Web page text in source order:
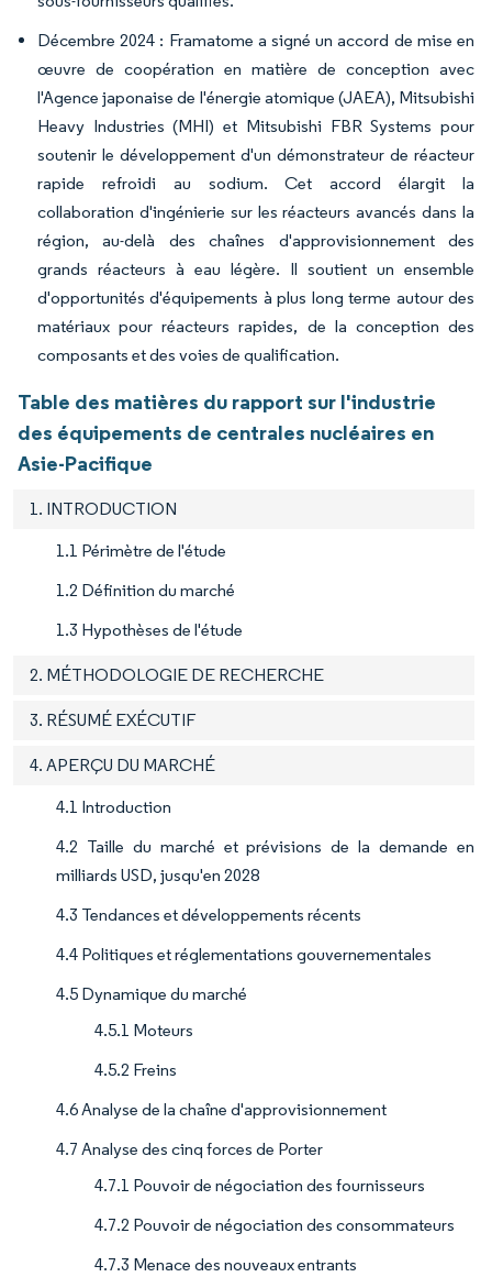
Décembre 2024 : Framatome a signé un accord de mise en
œuvre de coopération en matière de conception avec
l'Agence japonaise de l'énergie atomique (JAEA), Mitsubishi
Heavy Industries (MHI) et Mitsubishi FBR Systems pour
soutenir le développement d'un démonstrateur de réacteur
rapide refroidi au sodium. Cet accord élargit la
collaboration d'ingénierie sur les réacteurs avancés dans la
région, au-delà des chaînes d'approvisionnement des
grands réacteurs à eau légère. Il soutient un ensemble
d'opportunités d'équipements à plus long terme autour des
matériaux pour réacteurs rapides, de la conception des
composants et des voies de qualification.
Table des matières du rapport sur l'industrie
des équipements de centrales nucléaires en
Asie-Pacifique
1. INTRODUCTION
1.1 Périmètre de l'étude
1.2 Définition du marché
1.3 Hypothèses de l'étude
2. MÉTHODOLOGIE DE RECHERCHE
3. RÉSUMÉ EXÉCUTIF
4. APERÇU DU MARCHÉ
4.1 Introduction
4.2 Taille du marché et prévisions de la demande en
milliards USD, jusqu'en 2028
4.3 Tendances et développements récents
4.4 Politiques et réglementations gouvernementales
4.5 Dynamique du marché
4.5.1 Moteurs
4.5.2 Freins
4.6 Analyse de la chaîne d'approvisionnement
4.7 Analyse des cinq forces de Porter
4.7.1 Pouvoir de négociation des fournisseurs
4.7.2 Pouvoir de négociation des consommateurs
4.7.3 Menace des nouveaux entrants